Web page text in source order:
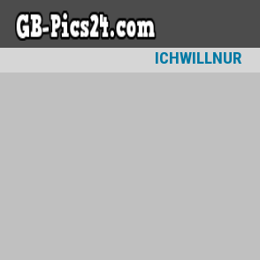
ICHWILLNUR